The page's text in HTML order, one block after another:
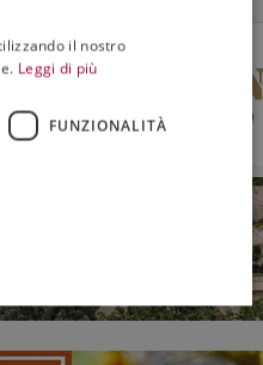
il nostro
Leggi di più
FUNZIONALITÀ